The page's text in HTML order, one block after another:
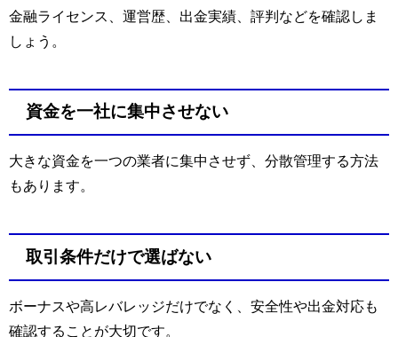
金融ライセンス、運営歴、出金実績、評判などを確認しま
しょう。
資金を一社に集中させない
大きな資金を一つの業者に集中させず、分散管理する方法
もあります。
取引条件だけで選ばない
ボーナスや高レバレッジだけでなく、安全性や出金対応も
確認することが大切です。